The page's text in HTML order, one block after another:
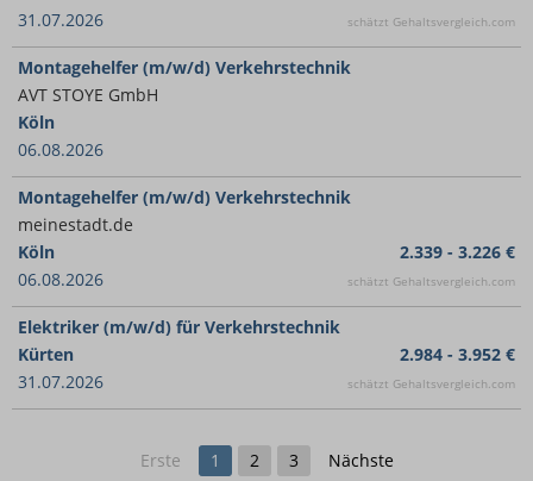
31.07.2026
schätzt Gehaltsvergleich.com
Montagehelfer (m/w/d) Verkehrstechnik
AVT STOYE GmbH
Köln
06.08.2026
Montagehelfer (m/w/d) Verkehrstechnik
meinestadt.de
Köln
06.08.2026
2.339 - 3.226 €
schätzt Gehaltsvergleich.com
Elektriker (m/w/d) für Verkehrstechnik
Kürten
31.07.2026
2.984 - 3.952 €
schätzt Gehaltsvergleich.com
Erste 1 2 3 Nächste